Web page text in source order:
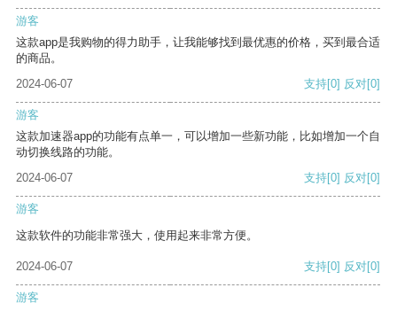
游客
这款app是我购物的得力助手，让我能够找到最优惠的价格，买到最合适
的商品。
2024-06-07
支持[0] 反对[0]
游客
这款加速器app的功能有点单一，可以增加一些新功能，比如增加一个自
动切换线路的功能。
2024-06-07
支持[0] 反对[0]
游客
这款软件的功能非常强大，使用起来非常方便。
2024-06-07 支持[0] 反对[0]
游客